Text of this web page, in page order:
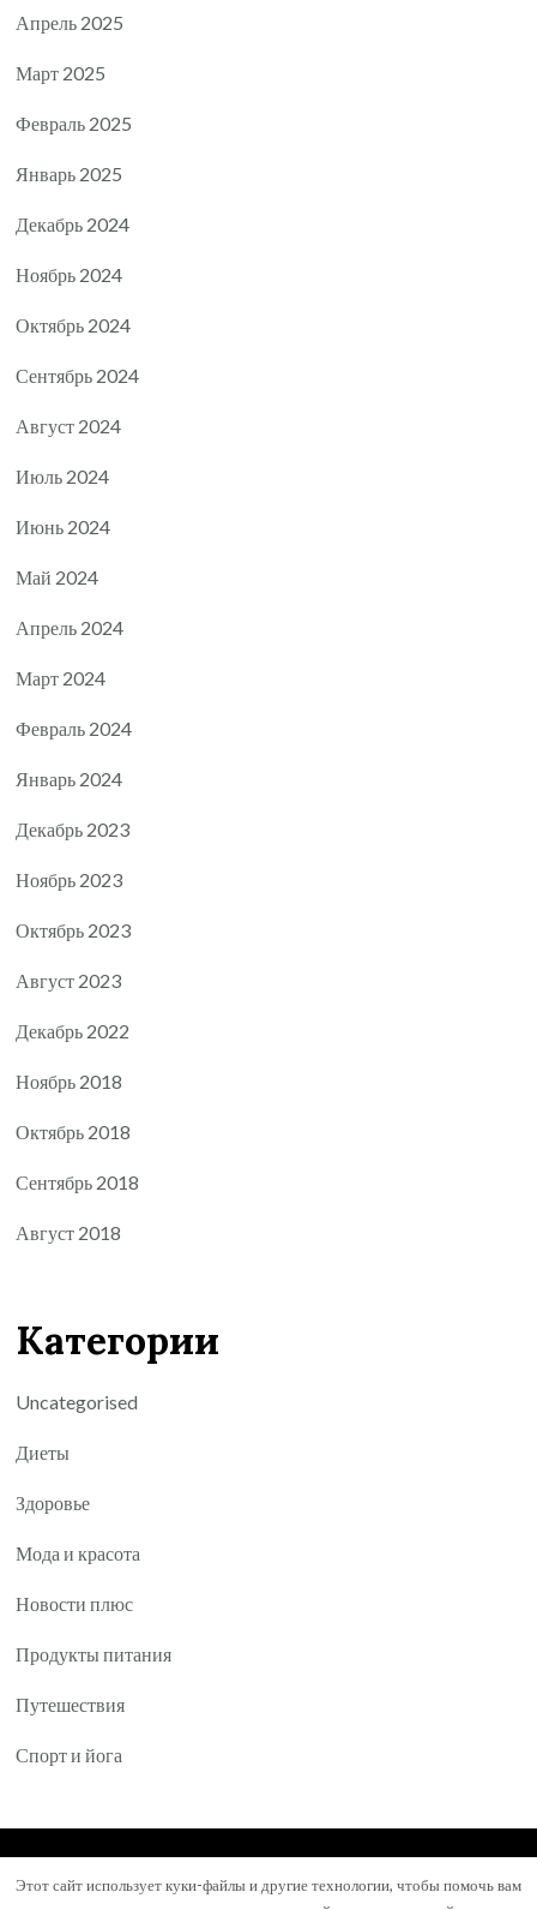
Апрель 2025
Март 2025
Февраль 2025
Январь 2025
Декабрь 2024
Ноябрь 2024
Октябрь 2024
Сентябрь 2024
Август 2024
Июль 2024
Июнь 2024
Май 2024
Апрель 2024
Март 2024
Февраль 2024
Январь 2024
Декабрь 2023
Ноябрь 2023
Октябрь 2023
Август 2023
Декабрь 2022
Ноябрь 2018
Октябрь 2018
Сентябрь 2018
Август 2018
Категории
Uncategorised
Диеты
Здоровье
Мода и красота
Новости плюс
Продукты питания
Путешествия
Спорт и йога
Mental Health Coach | Разработана Blossom
Этот сайт использует куки-файлы и другие технологии, чтобы помочь вам